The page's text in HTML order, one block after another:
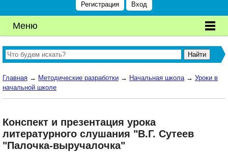
Регистрация Вход
Меню
Главная → Методические разработки → Начальная школа→ Уроки в
начальной школе
Конспект и презентация урока
литературного слушания "В.Г. Сутеев
"Палочка-выручалочка"